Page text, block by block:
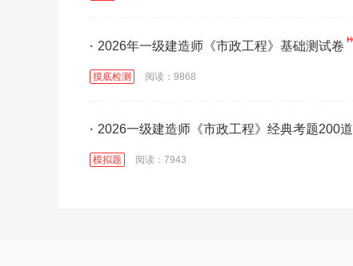
· 2026年一级建造师《市政工程》基础测试卷
摸底检测 阅读：9868
· 2026一级建造师《市政工程》经典考题200道
模拟题 阅读：7943